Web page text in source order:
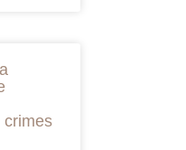
crimes